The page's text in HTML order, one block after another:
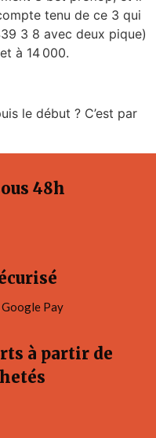
tenu de ce 3 qui
3 8 avec deux pique)
à 14 000.
le début ? C’est par
48h
Google Pay
à partir de